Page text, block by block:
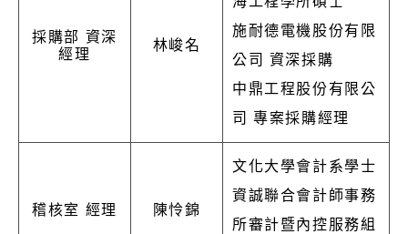
採購部 資深
經理
林峻名
施耐德電機股份有限
公司 資深採購
中鼎工程股份有限公
司 專案採購經理
稽核室 經理 陳怜錦
文化大學會計系學士
資誠聯合會計師事務
所審計暨內控服務組